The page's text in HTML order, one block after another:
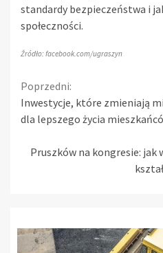
standardy bezpieczeństwa i
społeczności.
Źródło: facebook.com/ugraszyn
Continue
Reading
Poprzedni:
Inwestycje, które zmieniają
dla lepszego życia
Pruszków na kongresie: